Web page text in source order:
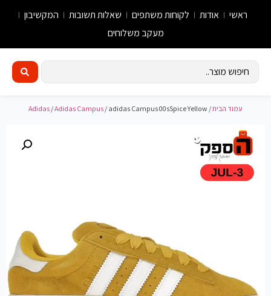
ראשי אודות לקוחות משתפים שאלות תשובות
המקשיבון
מעקב משלוחים
עמוד הבית/
Adidas /Adidas Campus / adidas Campus 00sSpice Yellow